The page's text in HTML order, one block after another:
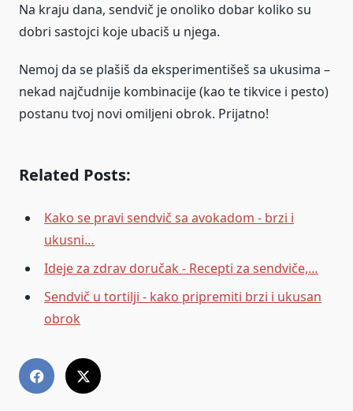
Na kraju dana, sendvič je onoliko dobar koliko su
dobri sastojci koje ubaciš u njega.
Nemoj da se plašiš da eksperimentišeš sa ukusima –
nekad najčudnije kombinacije (kao te tikvice i pesto)
postanu tvoj novi omiljeni obrok. Prijatno!
Related Posts:
Kako se pravi sendvič sa avokadom - brzi i
ukusni…
Ideje za zdrav doručak - Recepti za sendviče,…
Sendvič u tortilji - kako pripremiti brzi i ukusan
obrok